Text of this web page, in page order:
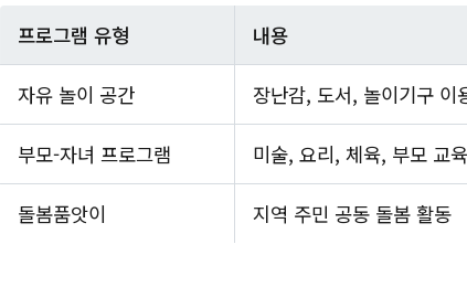
프로그램 유형 내용
자유 놀이 공간 장난감, 도서, 놀이기구 이
부모-자녀 프로그램 미술, 요리, 체육, 부모 교
돌봄품앗이 지역 주민 공동 돌봄 활동